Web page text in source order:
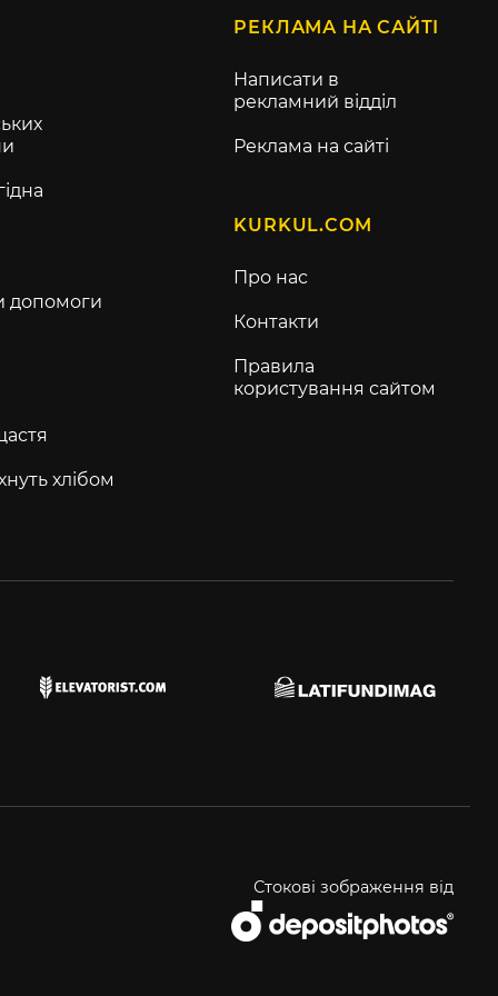
допомоги
хлібом
РЕКЛАМА НА САЙТІ
Написати в
рекламний відділ
Реклама на сайті
KURKUL.COM
Про нас
Контакти
Правила
користування сайтом
Стокові зображення від